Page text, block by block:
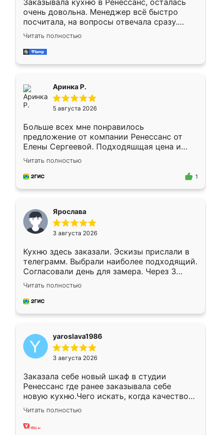
Заказывала кухню в Ренессанс, осталась
очень довольна. Менеджер всё быстро
посчитала, на вопросы отвечала сразу.
Замерщик приехал в субботу, подошёл к
делу со всей ответственностью. Собрали
за день, ребята работали аккуратно, даже
Читать полностью
Аринка Р.
5 августа 2026
Больше всех мне понравилось
предложение от компании Ренессанс от
Елены Сергеевой. Подходяшщая цена и
короткие сроки изготовления. Приехавший
для замера сотрудник Владислав
предложил по моему эскизу самый
Читать полностью
1
Ярослава
3 августа 2026
Кухню здесь заказали. Эскизы прислали в
телеграмм. Выбрали наиболее подходящий.
Согласовали день для замера. Через 3
недели кухня была уже готова. Остались
довольны работой. Спасибо Ренессанс
мебель за качественную работу!
Читать полностью
yaroslava1986
3 августа 2026
Заказала себе новый шкаф в студии
Ренессанс где ранее заказывала себе
новую кухню.Чего искать, когда качеством
вполне довольна. Служит кухня уже почти
два года, нареканий нет.
Читать полностью